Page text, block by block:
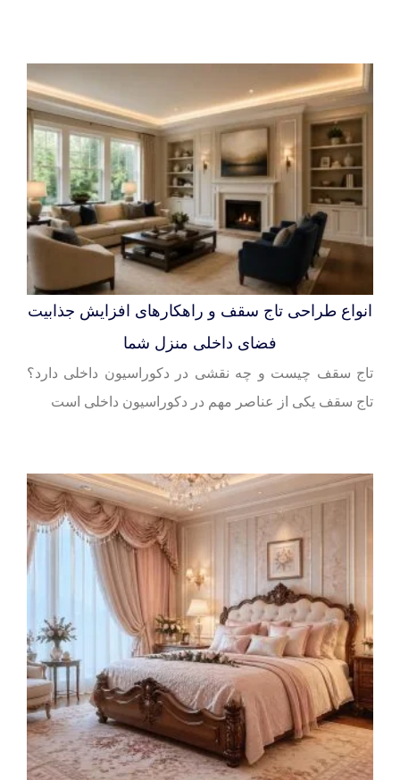
انواع طراحی تاج سقف و راهکارهای افزایش جذابیت
فضای داخلی منزل شما
تاج سقف چیست و چه نقشی در دکوراسیون داخلی دارد؟
تاج سقف یکی از عناصر مهم در دکوراسیون داخلی است